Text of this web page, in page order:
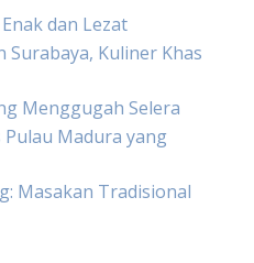
dan Lezat
Surabaya, Kuliner Khas
Menggugah Selera
Pulau Madura yang
Masakan Tradisional